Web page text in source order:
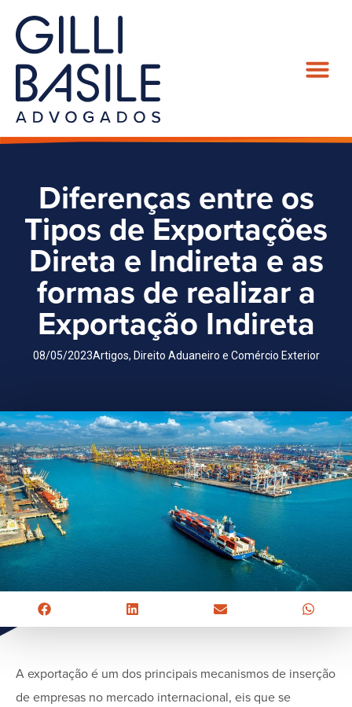
Diferenças entre os
Tipos de Exportações
Direta e Indireta e as
formas de realizar a
Exportação Indireta
08/05/2023Artigos, Direito Aduaneiro e Comércio Exterior
A exportação é um dos principais mecanismos de inserção
de empresas no mercado internacional, eis que se